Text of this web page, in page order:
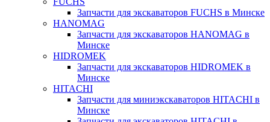
Запчасти для экскаваторов FUCHS в Минске
HANOMAG
Запчасти для экскаваторов HANOMAG в
Минске
HIDROMEK
Запчасти для экскаваторов HIDROMEK в
Минске
HITACHI
Запчасти для миниэкскаваторов HITACHI в
Минске